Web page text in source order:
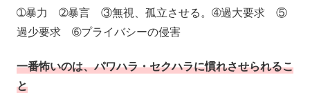
➀暴力 ➁暴言 ③無視、孤立させる。➃過大要求 ⑤
過少要求 ➅プライバシーの侵害
一番怖いのは、パワハラ・セクハラに慣れさせられるこ
と